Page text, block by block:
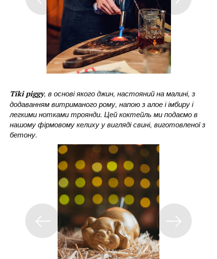
Tiki piggy, в основі якого джин, настояний на малині, з
додаванням витриманого рому, напою з алое і імбиру і
легкими нотками троянди. Цей коктейль ми подаємо в
нашому фірмовому келиху у вигляді свині, виготовленої з
бетону.